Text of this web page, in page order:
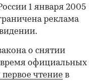
1 января 2005
реклама
о снятии
время официальных
чтение в